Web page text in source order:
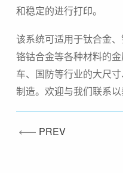
和稳定的进行打印。
该系统可适用于钛合金、
铬钴合金等各种材料的
车、国防等行业的大尺
制造。欢迎与我们联系以
PREV